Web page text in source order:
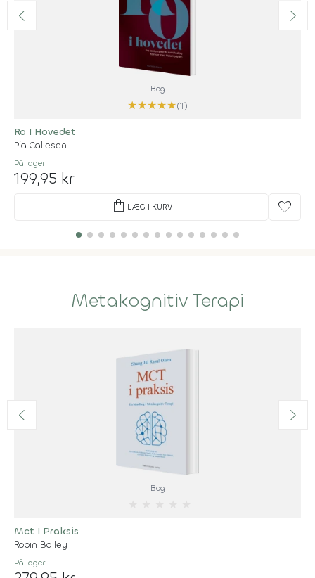
Bog
★★★★★(1)
Ro I Hovedet
Pia Callesen
På lager
199,95 kr
shopping_bag LÆG I KURV favorite
Metakognitiv Terapi
Bog
Mct I Praksis
Robin Bailey
På lager